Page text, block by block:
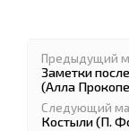
Предыдущий
Заметки
(Алла
Следующий
Костыли (П.